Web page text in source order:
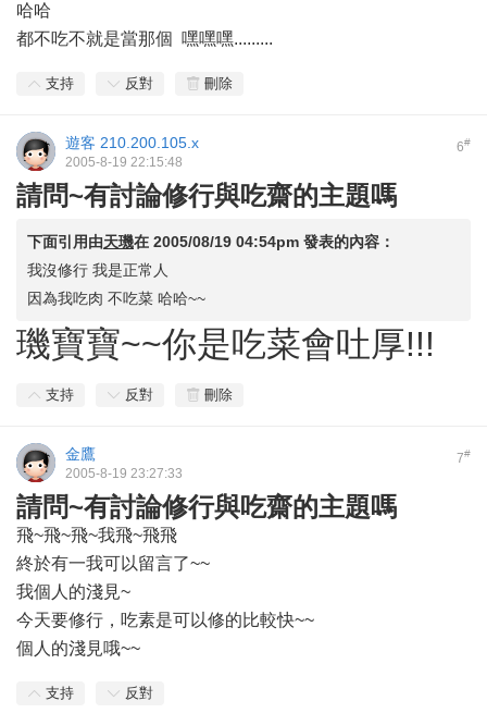
哈哈
都不吃不就是當那個 嘿嘿嘿.........
支持 反對 刪除
6#
遊客 210.200.105.x
2005-8-19 22:15:48
請問~有討論修行與吃齋的主題嗎
下面引用由天璣在 2005/08/19 04:54pm 發表的內容：
我沒修行 我是正常人
因為我吃肉 不吃菜 哈哈~~
璣寶寶~~你是吃菜會吐厚!!!
支持 反對 刪除
7#
金鷹
2005-8-19 23:27:33
請問~有討論修行與吃齋的主題嗎
飛~飛~飛~我飛~飛飛
終於有一我可以留言了~~
我個人的淺見~
今天要修行，吃素是可以修的比較快~~
個人的淺見哦~~
支持 反對